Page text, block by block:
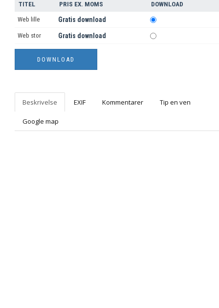
TITEL PRIS EX. MOMS DOWNLOAD
Web lille Gratis download
Web stor Gratis download
Beskrivelse EXIF Kommentarer Tip en ven
Google map